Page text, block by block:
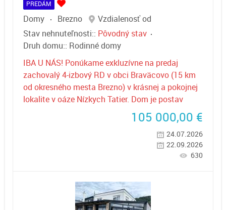
PREDÁM
Domy Brezno
Vzdialenosť od
Stav nehnuteľnosti:: Pôvodný stav
Druh domu:: Rodinné domy
IBA U NÁS! Ponúkame exkluzívne na predaj
zachovalý 4-izbový RD v obci Braväcovo (15 km
od okresného mesta Brezno) v krásnej a pokojnej
lokalite v oáze Nízkych Tatier. Dom je postav
105 000,00 €
24.07.2026
22.09.2026
630